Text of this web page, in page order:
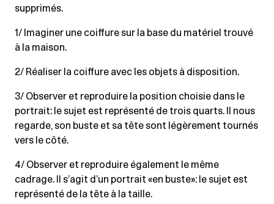
supprimés.
1/ Imaginer une coiffure sur la base du matériel trouvé
à la maison.
2/ Réaliser la coiffure avec les objets à disposition.
3/ Observer et reproduire la position choisie dans le
portrait: le sujet est représenté de trois quarts. Il nous
regarde, son buste et sa tête sont légèrement tournés
vers le côté.
4/ Observer et reproduire également le même
cadrage. Il s’agit d’un portrait «en buste»: le sujet est
représenté de la tête à la taille.